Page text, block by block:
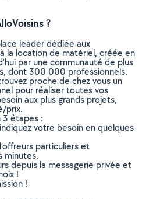
?
leader dédiée aux
la location de matériel, créée en
par une communauté de plus
dont 300 000 professionnels.
proche de chez vous un
pour réaliser toutes vos
aux plus grands projets,
prix.
3 étapes :
votre besoin en quelques
particuliers et
minutes.
depuis la messagerie privée et
!
!